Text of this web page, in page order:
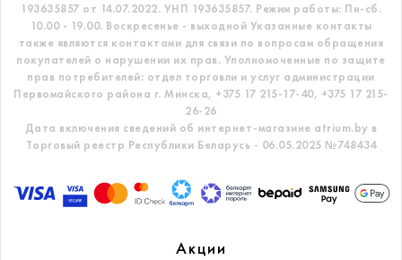
193635857 от 14.07.2022. УНП 193635857. Режим работы: Пн-сб.
10.00 - 19.00. Воскресенье - выходной Указанные контакты
также являются контактами для связи по вопросам обращения
покупателей о нарушении их прав. Уполномоченные по защите
прав потребителей: отдел торговли и услуг администрации
Первомайского района г. Минска, +375 17 215-17-40, +375 17 215-
26-26
Дата включения сведений об интернет-магазине atrium.by в
Торговый реестр Республики Беларусь - 06.05.2025 №748434
Акции